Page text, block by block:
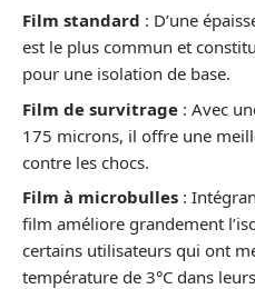
Film standard : D’une
est le plus commun et
pour une isolation de base.
Film de survitrage : Avec
175 microns, il offre une
contre les chocs.
Film à microbulles :
film améliore grandement
certains utilisateurs qui ont
température de 3°C dans